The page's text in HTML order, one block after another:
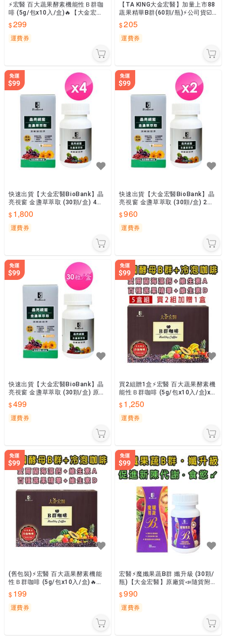
⚡宏醫 百大蔬果酵素機能性Ｂ群咖
啡 (5g/包x10入/盒)🔥【大金宏
醫】原廠貨📣隨貨附發票
299
運費券
【TA KING大金宏醫】加量上市88
蔬果精華B群(60顆/瓶)⚡️公司貨☑️
滿999免運
205
運費券
快速出貨【大金宏醫BioBank】晶
亮視窗 金盞草萃取 (30顆/盒) 4入
組 原廠公司貨
1,800
運費券
快速出貨【大金宏醫BioBank】晶
亮視窗 金盞草萃取 (30顆/盒) 2入
組 原廠公司貨
960
運費券
快速出貨【大金宏醫BioBank】晶
亮視窗 金盞草萃取 (30顆/盒) 原廠
公司貨
499
運費券
買2組贈1盒⚡宏醫 百大蔬果酵素機
能性Ｂ群咖啡 (5g/包x10入/盒)x5
入🔥【大金宏醫】原廠貨📣隨貨附
發票
1,250
運費券
(舊包裝)⚡宏醫 百大蔬果酵素機能
性Ｂ群咖啡 (5g/包x10入/盒)🔥
【大金宏醫】原廠貨📣隨貨附發票
199
運費券
宏醫⚡魔孅果蔬B群 孅升級 (30顆/
瓶)【大金宏醫】原廠貨📣隨貨附發
票990
運費券